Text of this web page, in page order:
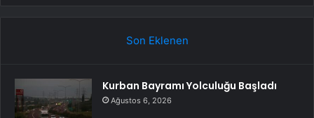
Son Eklenen
Kurban Bayramı Yolculuğu Başladı
Ağustos 6, 2026